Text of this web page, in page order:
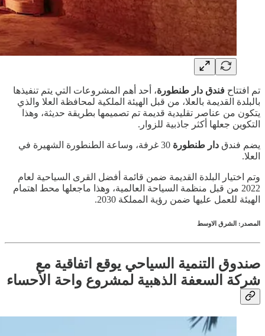
تم افتتاح فندق دار طنطورة، أحد أهم المشروعات التي يتم تنفيذها
بالبلدة القديمة بالعلا، من قبل الهيئة الملكية لمحافظة العلا والذي
يتكون من عناصر تقليدية قديمة تم تصميمها بطريقة حديثة، وهذا
التكوين جعلها أكثر جاذبية للزوار.
يضم فندق دار طنطورة
30 غرفة، وساعة الطنطورة الشهيرة في
العلا.
وتم اختيار البلدة القديمة ضمن قائمة أفضل القرى السياحية لعام
2022 من قبل منظمة السياحة العالمية، وهذا ماجعلها محط اهتمام
الهيئة للعمل عليها ضمن رؤية المملكة 2030.
المصدر: الشرق الاوسط
صندوق التنمية السياحي يوقع اتفاقية مع
شركة السعفة الذهبية لمشروع واحة الأحساء